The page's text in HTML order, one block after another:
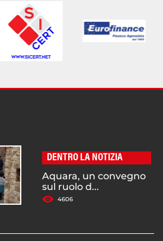
DENTRO LA NOTIZIA
Aquara, un convegno
sul ruolo d...
4606